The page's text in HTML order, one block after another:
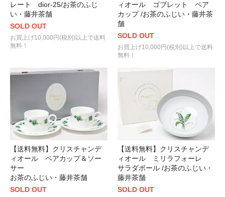
レート dior-25/お茶のふじ
い・藤井茶舗
SOLD OUT
お買上げ10,000円(税別)以上で送料
無料！
ィオール ゴブレット ペア
カップ /お茶のふじい・藤井茶
舗
SOLD OUT
お買上げ10,000円(税別)以上で送料
無料！
【送料無料】クリスチャンデ
ィオール ペアカップ＆ソー
サー
お茶のふじい・藤井茶舗
SOLD OUT
【送料無料】クリスチャンデ
ィオール ミリラフォーレ
サラダボール /お茶のふじい・
藤井茶舗
SOLD OUT